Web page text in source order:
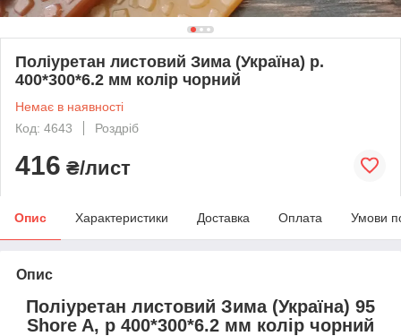
Поліуретан листовий Зима (Україна) р.
400*300*6.2 мм колір чорний
Немає в наявності
Код: 4643
Роздріб
416 ₴/лист
Опис Характеристики Доставка Оплата Умови
Опис
Поліуретан листовий Зима (Україна) 95
Shore A, р 400*300*6.2 мм колір чорний